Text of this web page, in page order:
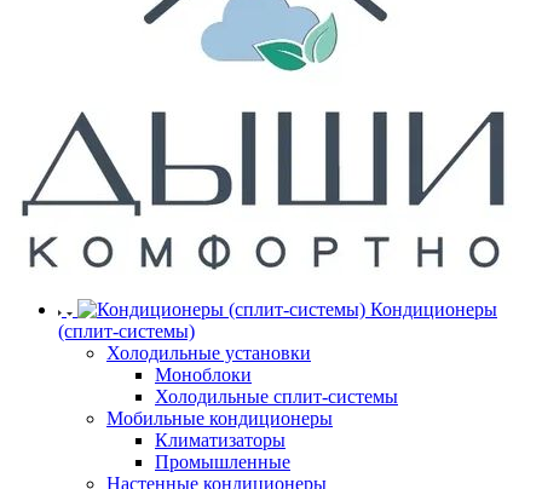
Кондиционеры
(сплит-системы)
Холодильные установки
Моноблоки
Холодильные сплит-системы
Мобильные кондиционеры
Климатизаторы
Промышленные
Настенные кондиционеры